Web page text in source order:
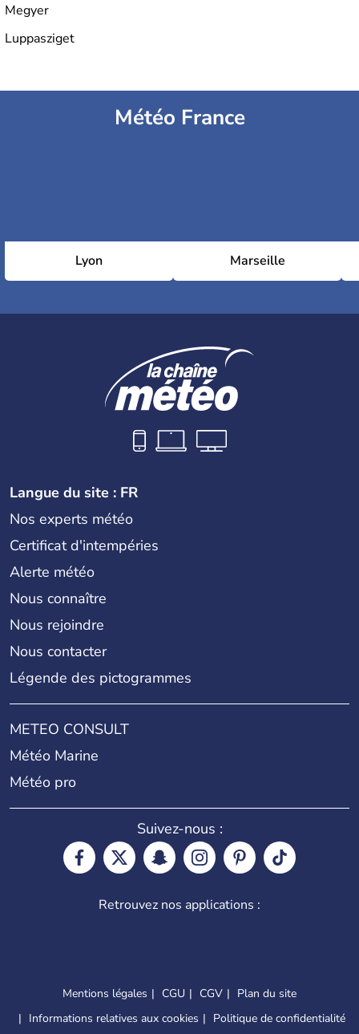
Megyer
Luppasziget
Météo France
Lyon Marseille
Langue du site : FR
Nos experts météo
Certificat d'intempéries
Alerte météo
Nous connaître
Nous rejoindre
Nous contacter
Légende des pictogrammes
METEO CONSULT
Météo Marine
Météo pro
Suivez-nous :
Retrouvez nos applications :
Mentions légales CGU CGV
Plan du site
Informations relatives aux cookies
Politique de confidentialité